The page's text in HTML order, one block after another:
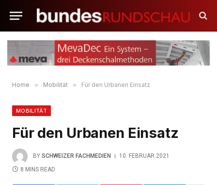
Home » Mobilität » Für den Urbanen Einsatz
MOBILITÄT
Für den Urbanen Einsatz
BY SCHWEIZER FACHMEDIEN
10. FEBRUAR 2021
8 MINS READ